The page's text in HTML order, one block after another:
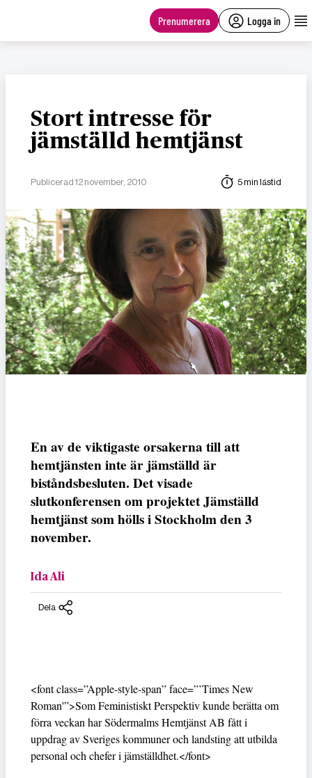
Prenumerera Logga in
Stort intresse för
jämställd hemtjänst
Publicerad 12 november, 2010 5 min lästid
En av de viktigaste orsakerna till att
hemtjänsten inte är jämställd är
biståndsbesluten. Det visade
slutkonferensen om projektet Jämställd
hemtjänst som hölls i Stockholm den 3
november.
Ida Ali
Dela
<font class=”Apple-style-span” face=”’Times New
Roman'”>Som Feministiskt Perspektiv kunde berätta om
förra veckan har Södermalms Hemtjänst AB fått i
uppdrag av Sveriges kommuner och landsting att utbilda
personal och chefer i jämställdhet.</font>